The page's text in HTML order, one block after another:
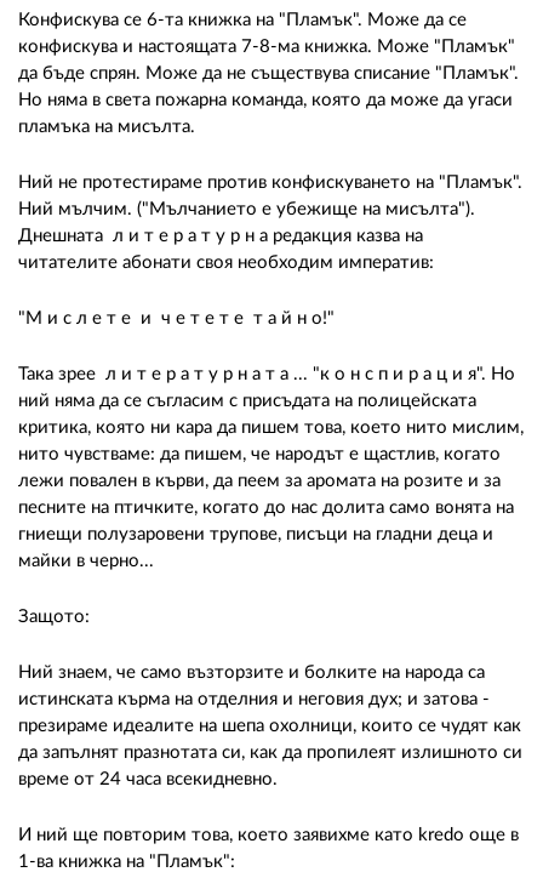
Конфискува се 6-та книжка на "Пламък". Може да се
конфискува и настоящата 7-8-ма книжка. Може "Пламък"
да бъде спрян. Може да не съществува списание "Пламък".
Но няма в света пожарна команда, която да може да угаси
пламъка на мисълта.
Ний не протестираме против конфискуването на "Пламък".
Ний мълчим. ("Мълчанието е убежище на мисълта").
Днешната л и т е р а т у р н а редакция казва на
читателите абонати своя необходим императив:
"М и с л е т е и ч е т е т е т а й н о!"
Така зрее л и т е р а т у р н а т а ... "к о н с п и р а ц и я". Но
ний няма да се съгласим с присъдата на полицейската
критика, която ни кара да пишем това, което нито мислим,
нито чувстваме: да пишем, че народът е щастлив, когато
лежи повален в кърви, да пеем за аромата на розите и за
песните на птичките, когато до нас долита само вонята на
гниещи полузаровени трупове, писъци на гладни деца и
майки в черно...
Защото:
Ний знаем, че само възторзите и болките на народа са
истинската кърма на отделния и неговия дух; и затова -
презираме идеалите на шепа охолници, които се чудят как
да запълнят празнотата си, как да пропилеят излишното си
време от 24 часа всекидневно.
И ний ще повторим това, което заявихме като kredo още в
1-ва книжка на "Пламък":